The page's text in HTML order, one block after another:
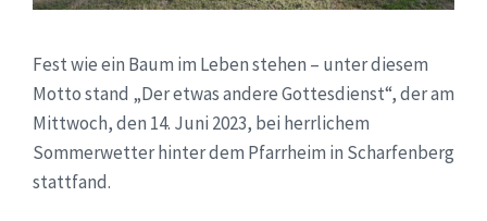
Fest wie ein Baum im Leben stehen – unter diesem
Motto stand „Der etwas andere Gottesdienst“, der am
Mittwoch, den 14. Juni 2023, bei herrlichem
Sommerwetter hinter dem Pfarrheim in Scharfenberg
stattfand.